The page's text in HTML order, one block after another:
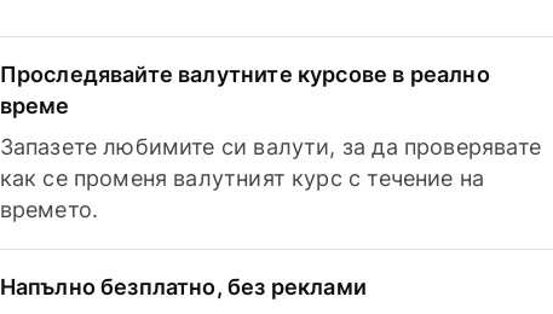
Проследявайте валутните курсове в реално
време
Запазете любимите си валути, за да проверявате
как се променя валутният курс с течение на
времето.
Напълно безплатно, без реклами